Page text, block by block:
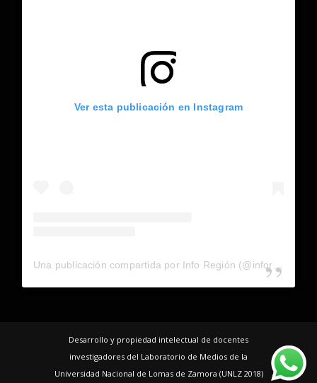
Ver esta publicación en Instagram
Desarrollo y propiedad intelectual de docentes
investigadores del Laboratorio de Medios de la
Universidad Nacional de Lomas de Zamora (UNLZ 2018)